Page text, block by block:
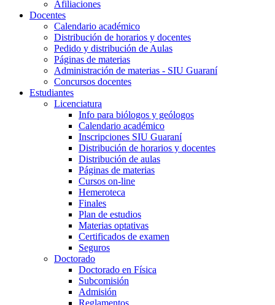
Afiliaciones
Docentes
Calendario académico
Distribución de horarios y docentes
Pedido y distribución de Aulas
Páginas de materias
Administración de materias - SIU Guaraní
Concursos docentes
Estudiantes
Licenciatura
Info para biólogos y geólogos
Calendario académico
Inscripciones SIU Guaraní
Distribución de horarios y docentes
Distribución de aulas
Páginas de materias
Cursos on-line
Hemeroteca
Finales
Plan de estudios
Materias optativas
Certificados de examen
Seguros
Doctorado
Doctorado en Física
Subcomisión
Admisión
Reglamentos